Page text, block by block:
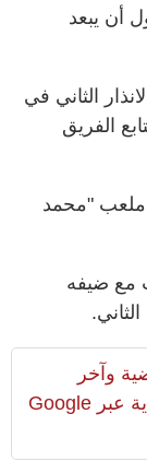
أن يبعد
الثاني في
الفريق
ملعب "محمد
مع ضيفه
وآخر
المستجدات السياسية والإقتصادية عبر Google